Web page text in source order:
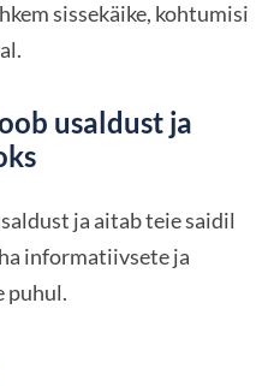
sissekäike, kohtumisi
usaldust ja
ja aitab teie saidil
informatiivsete ja
puhul.